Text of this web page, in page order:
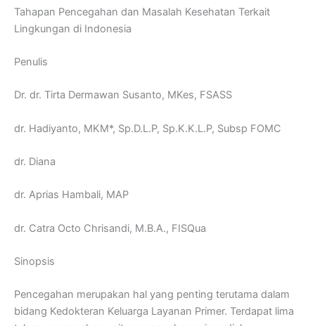
Tahapan Pencegahan dan Masalah Kesehatan Terkait
Lingkungan di Indonesia
Penulis
Dr. dr. Tirta Dermawan Susanto, MKes, FSASS
dr. Hadiyanto, MKM*, Sp.D.L.P, Sp.K.K.L.P, Subsp FOMC
dr. Diana
dr. Aprias Hambali, MAP
dr. Catra Octo Chrisandi, M.B.A., FISQua
Sinopsis
Pencegahan merupakan hal yang penting terutama dalam
bidang Kedokteran Keluarga Layanan Primer. Terdapat lima